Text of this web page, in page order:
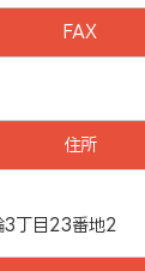
FAX
住所
3丁目23番地2